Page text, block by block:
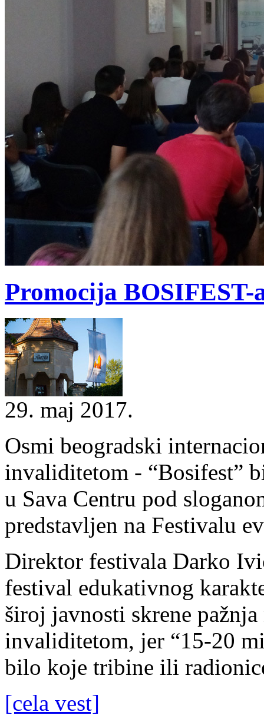
Promocija BOSIFEST-
29. maj 2017.
Osmi beogradski
invaliditetom - “Bosifest”
u Sava Centru pod
predstavljen na Festivalu
Direktor festivala Darko
festival edukativnog
široj javnosti skrene pažnja
invaliditetom, jer “15-20
bilo koje tribine ili
[cela vest]